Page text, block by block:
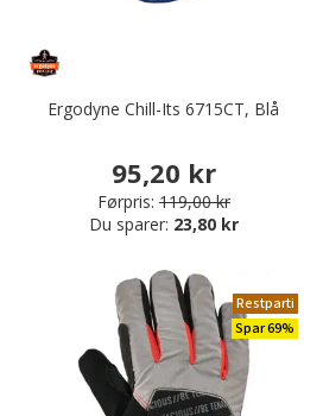
Ergodyne Chill-Its 6715CT, Blå
95,20 kr
Førpris: 119,00 kr
Du sparer: 23,80 kr
Restparti
Spar 69%